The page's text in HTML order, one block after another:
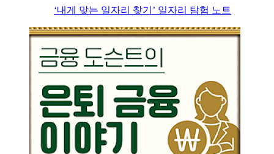
‘내게 맞는 일자리 찾기’ 일자리 탐험 노트